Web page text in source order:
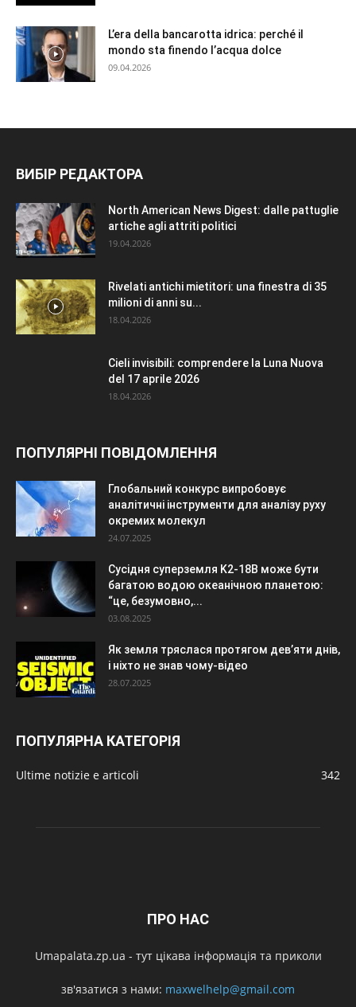
L’era della bancarotta idrica: perché il
mondo sta finendo l’acqua dolce
09.04.2026
ВИБІР РЕДАКТОРА
North American News Digest: dalle pattuglie
artiche agli attriti politici
19.04.2026
Rivelati antichi mietitori: una finestra di 35
milioni di anni su...
18.04.2026
Cieli invisibili: comprendere la Luna Nuova
del 17 aprile 2026
18.04.2026
ПОПУЛЯРНІ ПОВІДОМЛЕННЯ
Глобальний конкурс випробовує
аналітичні інструменти для аналізу руху
окремих молекул
24.07.2025
Сусідня суперземля K2-18B може бути
багатою водою океанічною планетою:
“це, безумовно,...
03.08.2025
Як земля тряслася протягом дев’яти днів,
і ніхто не знав чому-відео
28.07.2025
ПОПУЛЯРНА КАТЕГОРІЯ
Ultime notizie e articoli 342
ПРО НАС
Umapalata.zp.ua - тут цікава інформація та приколи
зв'язатися з нами: maxwelhelp@gmail.com